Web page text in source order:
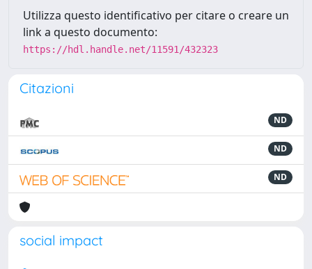
Utilizza questo identificativo per citare o creare un
link a questo documento:
https://hdl.handle.net/11591/432323
Citazioni
ND
ND
ND
social impact